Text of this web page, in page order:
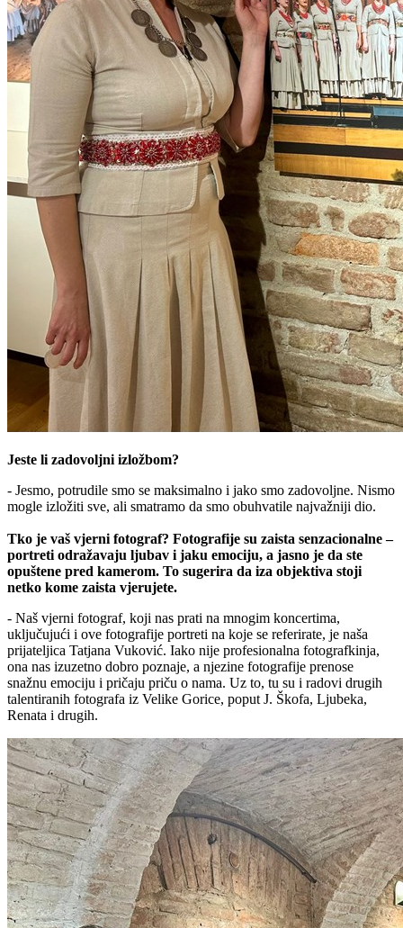
Jeste li zadovoljni izložbom?
- Jesmo, potrudile smo se maksimalno i jako smo zadovoljne. Nismo
mogle izložiti sve, ali smatramo da smo obuhvatile najvažniji dio.
Tko je vaš vjerni fotograf? Fotografije su zaista senzacionalne –
portreti odražavaju ljubav i jaku emociju, a jasno je da ste
opuštene pred kamerom. To sugerira da iza objektiva stoji
netko kome zaista vjerujete.
- Naš vjerni fotograf, koji nas prati na mnogim koncertima,
uključujući i ove fotografije portreti na koje se referirate, je naša
prijateljica Tatjana Vuković. Iako nije profesionalna fotografkinja,
ona nas izuzetno dobro poznaje, a njezine fotografije prenose
snažnu emociju i pričaju priču o nama. Uz to, tu su i radovi drugih
talentiranih fotografa iz Velike Gorice, poput J. Škofa, Ljubeka,
Renata i drugih.